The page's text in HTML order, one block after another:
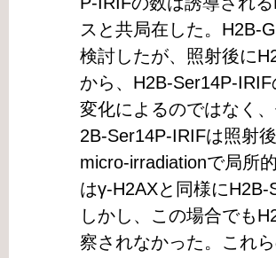
スと共局在した。H2B-
検討したが、照射後に
から、H2B-Ser14P-
変化によるのではなく
2B-Ser14P-IRIFは照射
micro-irradiationで局所
はγ-H2AXと同様に
しかし、この場合でも
察されなかった。これ